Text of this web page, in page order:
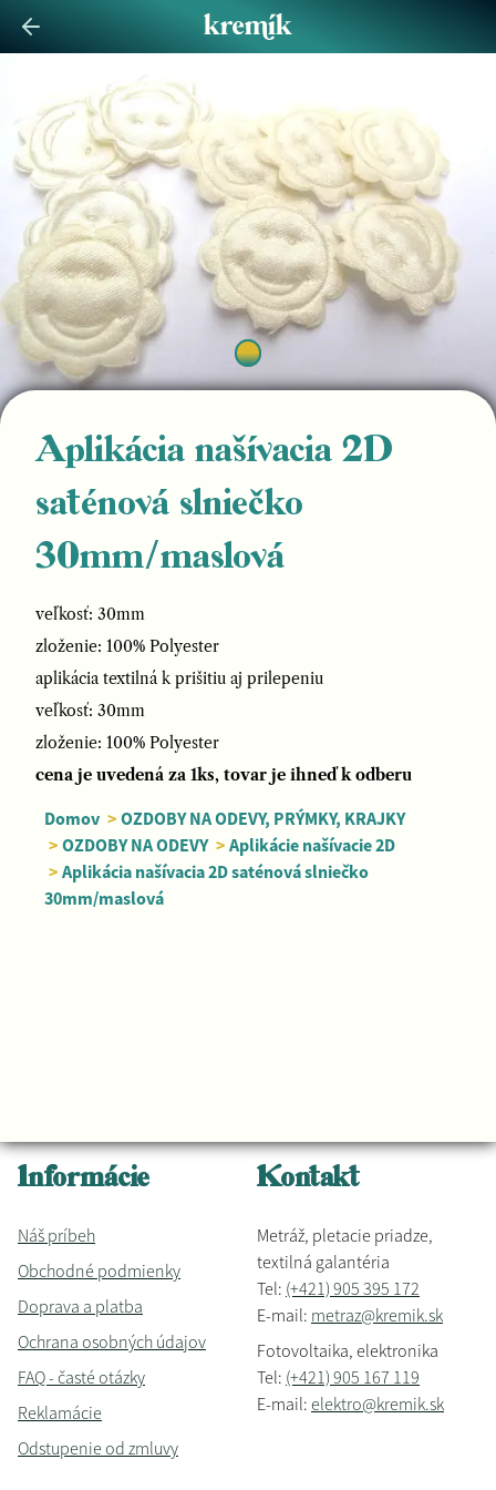
Aplikácia našívacia 2D
saténová slniečko
30mm/maslová
veľkosť: 30mm
zloženie: 100% Polyester
aplikácia textilná k prišitiu aj prilepeniu
veľkosť: 30mm
zloženie: 100% Polyester
cena je uvedená za 1ks, tovar je ihneď k odberu
Domov > OZDOBY NA ODEVY, PRÝMKY, KRAJKY
> OZDOBY NA ODEVY > Aplikácie našívacie 2D
> Aplikácia našívacia 2D saténová slniečko
30mm/maslová
Informácie
Náš príbeh
Obchodné podmienky
Doprava a platba
Ochrana osobných údajov
FAQ - časté otázky
Reklamácie
Odstupenie od zmluvy
Kontakt
Metráž, pletacie priadze,
textilná galantéria
Tel: (+421) 905 395 172
E-mail: metraz@kremik.sk
Fotovoltaika, elektronika
Tel: (+421) 905 167 119
E-mail: elektro@kremik.sk